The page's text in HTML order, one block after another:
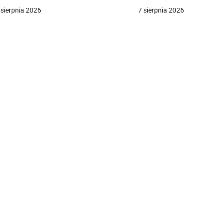
2026 7 sierpnia 2026